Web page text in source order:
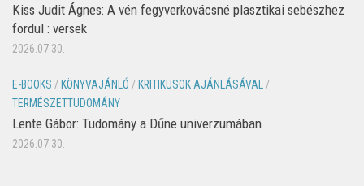
Kiss Judit Ágnes: A vén fegyverkovácsné plasztikai sebészhez
fordul : versek
2026.07.30.
E-BOOKS / KÖNYVAJÁNLÓ / KRITIKUSOK AJÁNLÁSÁVAL
/
TERMÉSZETTUDOMÁNY
Lente Gábor: Tudomány a Dűne univerzumában
2026.07.30.